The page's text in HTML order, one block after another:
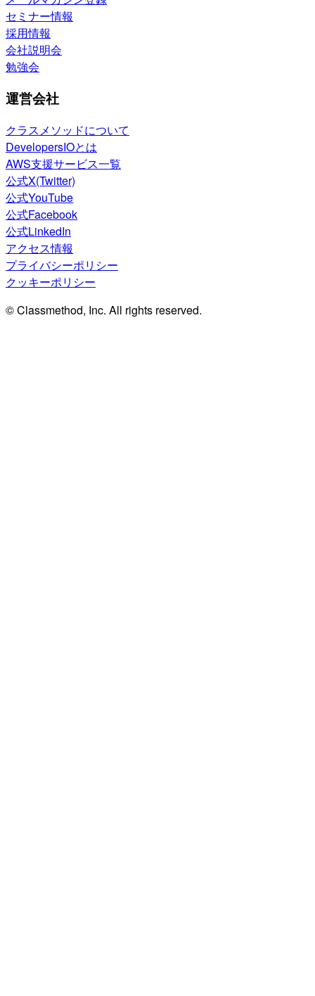
セミナー情報
採用情報
会社説明会
勉強会
運営会社
クラスメソッドについて
DevelopersIOとは
AWS支援サービス一覧
公式X(Twitter)
公式YouTube
公式Facebook
公式LinkedIn
アクセス情報
プライバシーポリシー
クッキーポリシー
© Classmethod, Inc. All rights reserved.